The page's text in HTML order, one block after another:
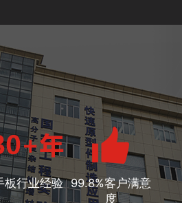
板行业经验 99.8%客户满意
度